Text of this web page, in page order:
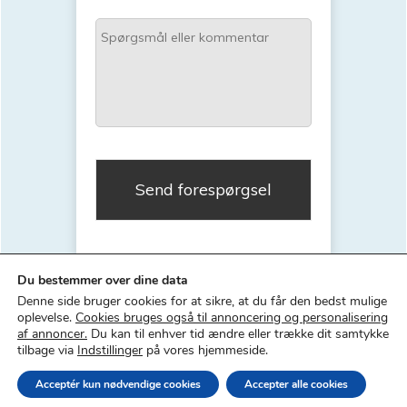
n
i
n
S
p
s
å
l
r
k
o
m
m
e
Copyright ©2026| Rikke Østergaard |Privatlivspolitik
Du bestemmer over dine data
Denne side bruger cookies for at sikre, at du får den bedst mulige
oplevelse. Cookies bruges også til annoncering og personalisering
af annoncer. Du kan til enhver tid ændre eller trække dit samtykke
tilbage via Indstillinger på vores hjemmeside.
Accepter alle cookies
Acceptér kun nødvendige cookies